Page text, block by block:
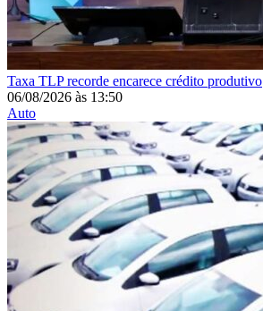
Taxa TLP recorde encarece crédito produtivo
06/08/2026 às 13:50
Auto